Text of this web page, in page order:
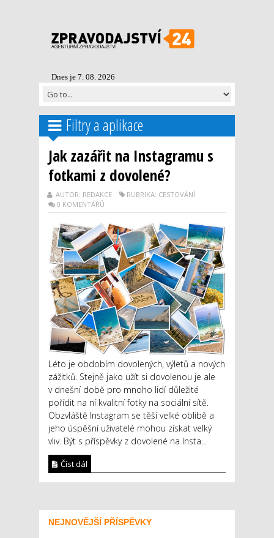
Dnes je 7. 08. 2026
Filtry a aplikace
Jak zazářit na Instagramu s
fotkami z dovolené?
AUTOR: REDAKCE
RUBRIKA: CESTOVÁNÍ
0 KOMENTÁŘŮ
Léto je obdobím dovolených, výletů a nových
zážitků. Stejně jako užít si dovolenou je ale
v dnešní době pro mnoho lidí důležité
pořídit na ní kvalitní fotky na sociální sítě.
Obzvláště Instagram se těší velké oblibě a
jeho úspěšní uživatelé mohou získat velký
vliv. Být s příspěvky z dovolené na Insta...
Číst dál
NEJNOVĚJŠÍ PŘÍSPĚVKY